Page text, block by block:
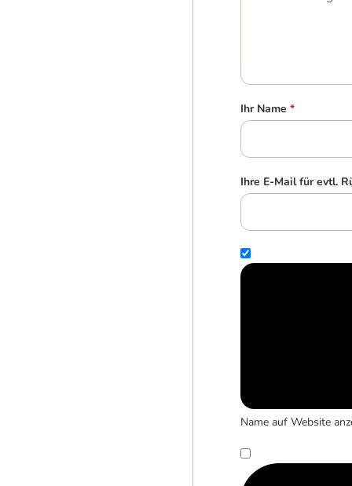
Ihr Name *
Ihre E-Mail für evtl.
Name auf Website